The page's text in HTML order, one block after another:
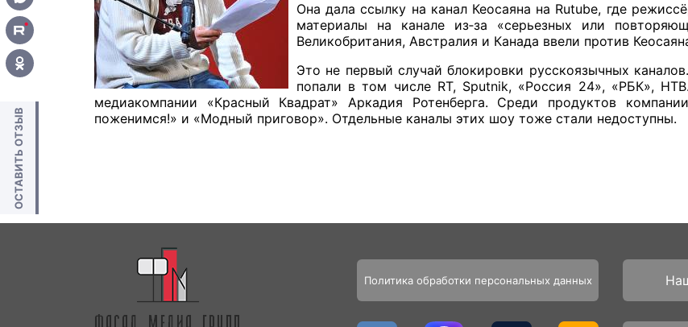
Она дала ссылку на канал Кеосаяна на Rutube, где
материалы на канале из‑за «серьезных или
Великобритания, Австралия и Канада ввели против
Это не первый случай блокировки русскоязычных
попали в том числе RT, Sputnik, «Россия 24», «РБК»,
медиакомпании «Красный Квадрат» Аркадия Ротенберга. Среди продуктов
поженимся!» и «Модный приговор». Отдельные каналы этих шоу тоже стали недоступны.
Политика обработки персональных данных
ОСТАВИТЬ ОТЗЫВ